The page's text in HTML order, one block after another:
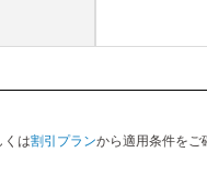
くは割引プランから適用条件をご